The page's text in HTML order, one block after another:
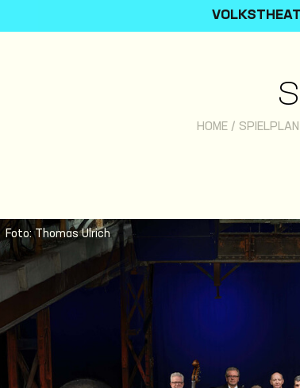
HOME/ SPIELPLAN
Foto: Thomas Ulrich